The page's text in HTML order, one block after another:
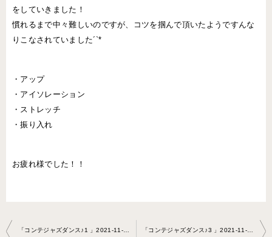
をしていきました！
慣れるまで中々難しいのですが、コツを掴んで頂いたようですんな
りこなされていました´`*
・アップ
・アイソレーション
・ストレッチ
・振り入れ
お疲れ様でした！！
投
「コンテジャズダンス♪1 」2021-11-21-no0047-0076 「コンテジャズダンス♪3 」2021-11-25-no0047-0076